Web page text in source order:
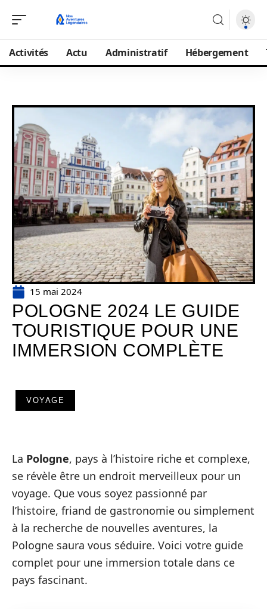
Activités Actu Administratif Hébergement
15 mai 2024
POLOGNE 2024 LE GUIDE
TOURISTIQUE POUR UNE
IMMERSION COMPLÈTE
VOYAGE
La Pologne, pays à l’histoire riche et complexe,
se révèle être un endroit merveilleux pour un
voyage. Que vous soyez passionné par
l’histoire, friand de gastronomie ou simplement
à la recherche de nouvelles aventures, la
Pologne saura vous séduire. Voici votre guide
complet pour une immersion totale dans ce
pays fascinant.